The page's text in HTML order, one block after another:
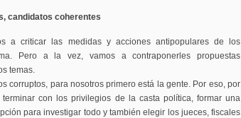
candidatos coherentes
a criticar las medidas y acciones antipopulares de los
Pero a la vez, vamos a contraponerles propuestas
temas.
corruptos, para nosotros primero está la gente. Por eso, por
terminar con los privilegios de la casta política, formar una
para investigar todo y también elegir los jueces, fiscales